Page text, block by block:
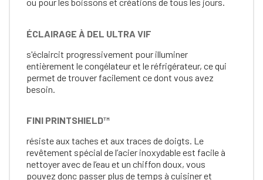
ÉCLAIRAGE À DEL ULTRA VIF
s'éclaircit progressivement pour illuminer
entièrement le congélateur et le réfrigérateur, ce qui
permet de trouver facilement ce dont vous avez
besoin.
FINI PRINTSHIELD™
résiste aux taches et aux traces de doigts. Le
revêtement spécial de l’acier inoxydable est facile à
nettoyer avec de l’eau et un chiffon doux, vous
pouvez donc passer plus de temps à cuisiner et